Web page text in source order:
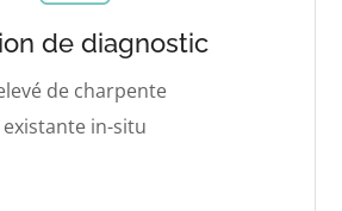
de diagnostic
de charpente
existante in-situ